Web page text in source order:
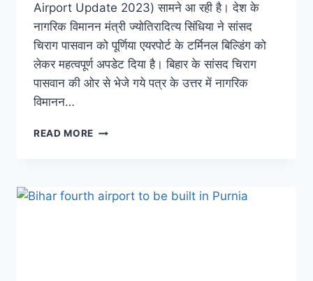
Airport Update 2023) सामने आ रही है। देश के
नागरिक विमानन मंत्री ज्योतिरादित्य सिंधिया ने सांसद
चिराग पासवान को पूर्णिया एयरपोर्ट के टर्मिनल बिल्डिंग को
लेकर महत्वपूर्ण अपडेट दिया है। बिहार के सांसद चिराग
पासवान की ओर से भेजे गये पत्र के उत्तर में नागरिक
विमानन…
READ MORE PURNEA
एयरपोर्ट
को